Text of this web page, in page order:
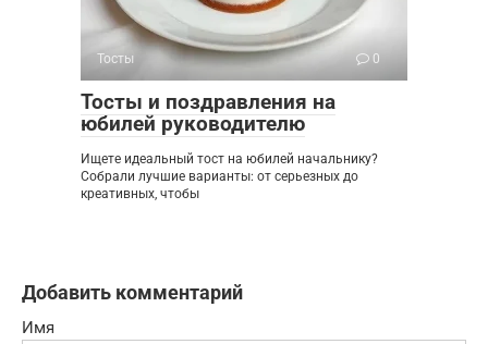
Тосты 0
Тосты и поздравления на
юбилей руководителю
Ищете идеальный тост на юбилей начальнику?
Собрали лучшие варианты: от серьезных до
креативных, чтобы
Добавить комментарий
Имя